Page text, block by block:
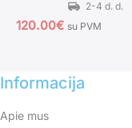
120.00€ su PVM
Informacija
Apie mus